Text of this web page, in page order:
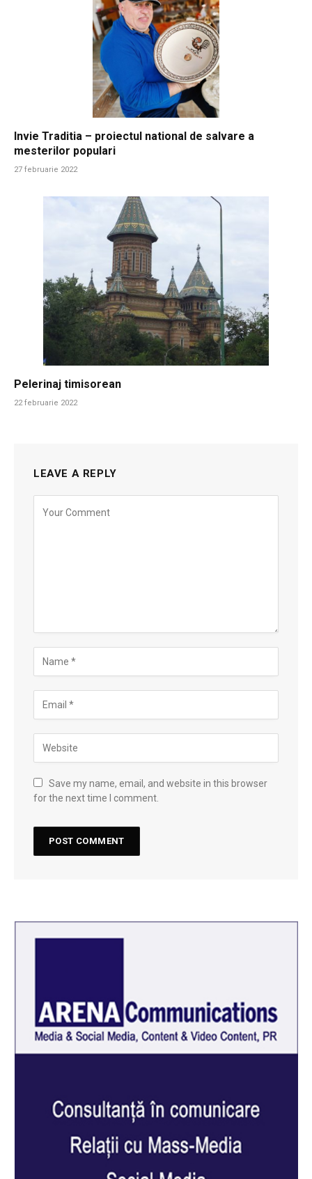
Invie Traditia – proiectul national de salvare a
mesterilor populari
27 februarie 2022
Pelerinaj timisorean
22 februarie 2022
LEAVE A REPLY
Save my name, email, and website in this browser
for the next time I comment.